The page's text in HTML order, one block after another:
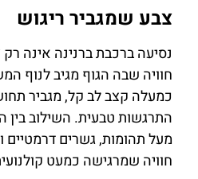
צבע שמגביר ריגוש
נסיעה ברכבת ברנינה אינה
חוויה שבה הגוף מגיב לנוף
כמעלה קצב לב קל, מגביר
התרגשות טבעית. השילוב בין
מעל תהומות, גשרים דרמטיים
חוויה שמרגישה כמעט